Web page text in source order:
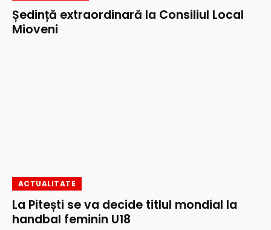
Ședință extraordinară la Consiliul Local
Mioveni
ACTUALITATE
La Pitești se va decide titlul mondial la
handbal feminin U18